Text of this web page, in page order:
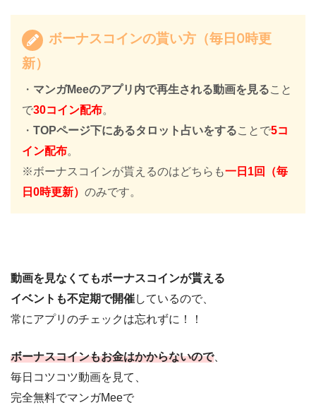
ボーナスコインの貰い方（毎日0時更
新）
・ マンガMeeのアプリ内で再生される動画を見ること
で30コイン配布。
・ TOPページ下にあるタロット占いをすることで5コ
イン配布。
※ボーナスコインが貰えるのはどちらも一日1回（毎
日0時更新） のみです。
動画を見なくてもボーナスコインが貰える
イベントも不定期で開催しているので、
常にアプリのチェックは忘れずに！！
ボーナスコインもお金はかからないので、
毎日コツコツ動画を見て、
完全無料でマンガMeeで